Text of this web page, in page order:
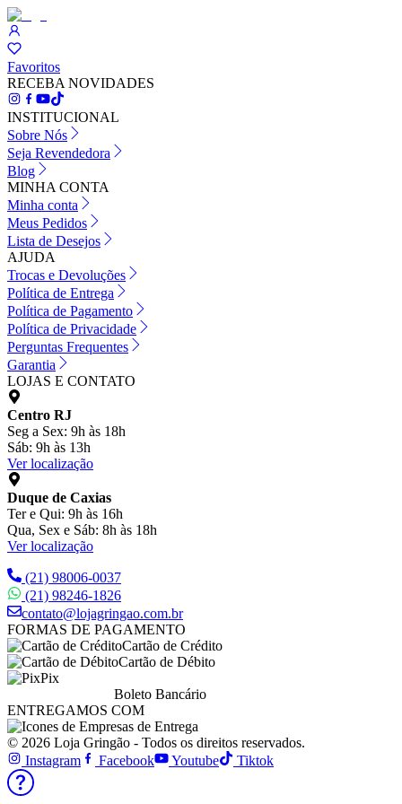
Favoritos
RECEBA NOVIDADES
INSTITUCIONAL
Sobre Nós
Seja Revendedora
Blog
MINHA CONTA
Minha conta
Meus Pedidos
Lista de Desejos
AJUDA
Trocas e Devoluções
Política de Entrega
Política de Pagamento
Política de Privacidade
Perguntas Frequentes
Garantia
LOJAS E CONTATO
Centro RJ
Seg a Sex: 9h às 18h
Sáb: 9h às 13h
Ver localização
Duque de Caxias
Ter e Qui: 9h às 16h
Qua, Sex e Sáb: 8h às 18h
Ver localização
(21) 98006-0037
(21) 98246-1826
contato@lojagringao.com.br
FORMAS DE PAGAMENTO
Cartão de Crédito
Cartão de Débito
Pix
Boleto Bancário
ENTREGAMOS COM
© 2026 Loja Gringão - Todos os direitos reservados.
Instagram
Facebook Youtube Tiktok